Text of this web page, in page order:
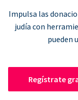
Impulsa las
judía con
pueden
Regístrate